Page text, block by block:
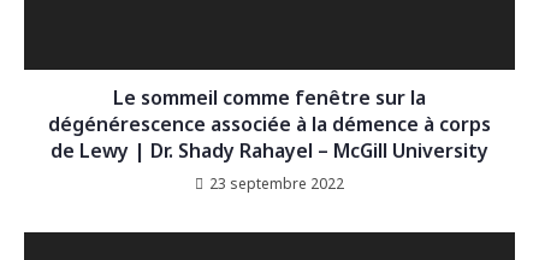
Le sommeil comme fenêtre sur la
dégénérescence associée à la démence à corps
de Lewy | Dr. Shady Rahayel – McGill University
23 septembre 2022